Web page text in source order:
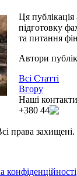
Ця
підготовку
та питання
Автори
Всі Статті
Вгору
Наші
+380 44 384 24
права захищені.
конфіденційності